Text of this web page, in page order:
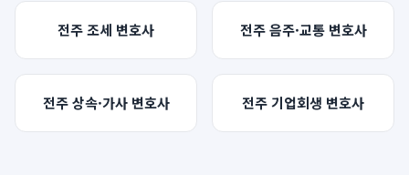
전주조세 변호사 전주 음주·교통변호사
전주 상속·가사변호사 전주기업회생 변호사